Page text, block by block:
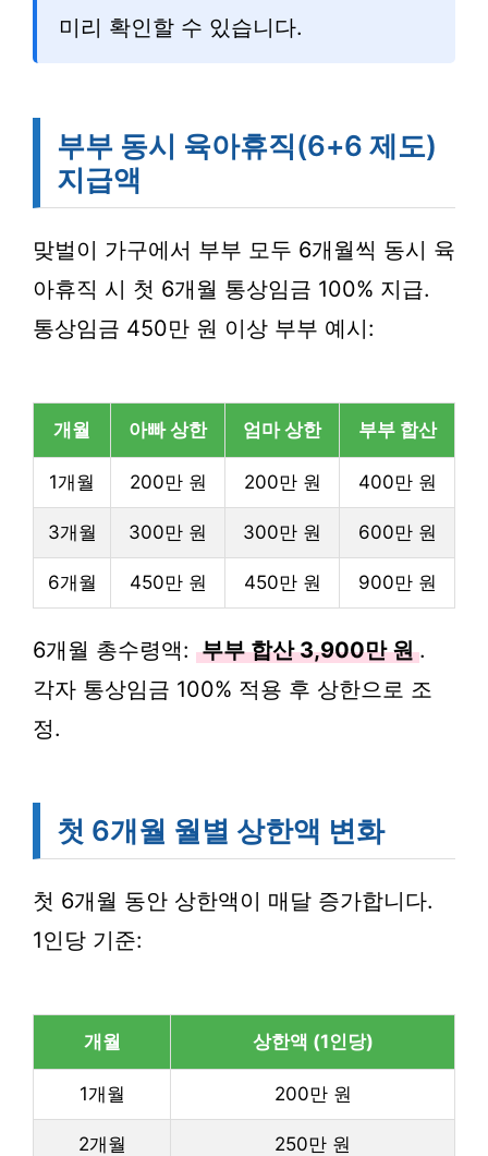
미리 확인할 수 있습니다.
부부 동시 육아휴직(6+6 제도)
지급액
맞벌이 가구에서 부부 모두 6개월씩 동시 육
아휴직 시 첫 6개월 통상임금 100% 지급.
통상임금 450만 원 이상 부부 예시:
개월 아빠 상한 엄마 상한 부부 합산
1개월 200만 원 200만 원 400만 원
3개월 300만 원 300만 원 600만 원
6개월 450만 원 450만 원 900만 원
6개월 총수령액: 부부 합산 3,900만 원 .
각자 통상임금 100% 적용 후 상한으로 조
정.
첫 6개월 월별 상한액 변화
첫 6개월 동안 상한액이 매달 증가합니다.
1인당 기준:
개월 상한액 (1인당)
1개월 200만 원
2개월 250만 원